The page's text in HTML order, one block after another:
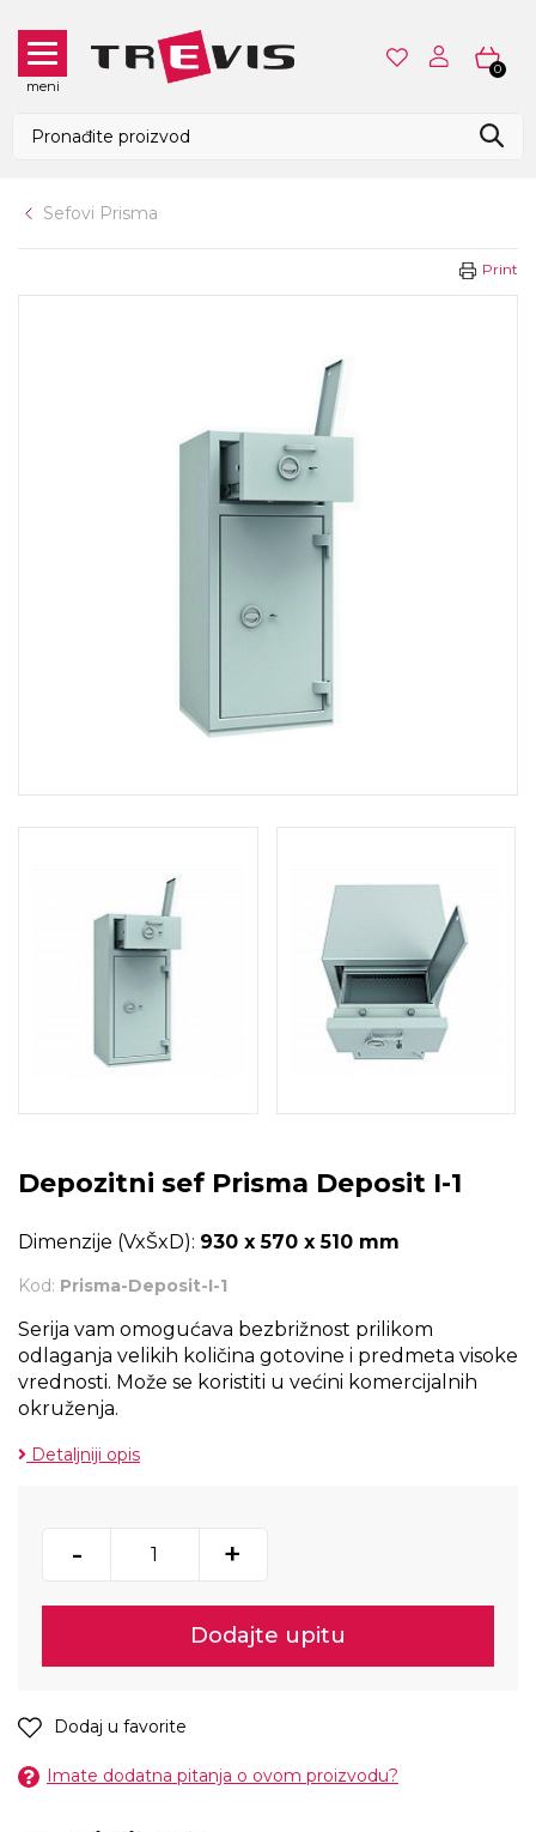
meni
0
Sefovi Prisma
Print
Depozitni sef Prisma Deposit I-1
Dimenzije (VxŠxD): 930 x 570 x 510 mm
Kod: Prisma-Deposit-I-1
Serija vam omogućava bezbrižnost prilikom
odlaganja velikih količina gotovine i predmeta visoke
vrednosti. Može se koristiti u većini komercijalnih
okruženja.
Detaljniji opis
- +
Dodajte upitu
Dodaj u favorite
Imate dodatna pitanja o ovom proizvodu?